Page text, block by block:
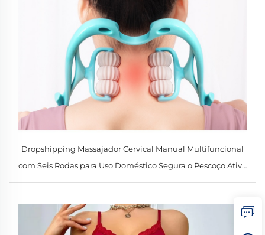
Dropshipping Massajador Cervical Manual Multifuncional
com Seis Rodas para Uso Doméstico Segura o Pescoço Ativa
os Meridianos